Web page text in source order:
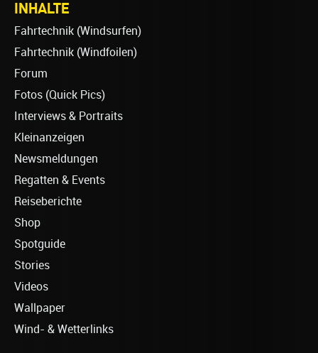
INHALTE
Fahrtechnik (Windsurfen)
Fahrtechnik (Windfoilen)
Forum
Fotos (Quick Pics)
Interviews & Portraits
Kleinanzeigen
Newsmeldungen
Regatten & Events
Reiseberichte
Shop
Spotguide
Stories
Videos
Wallpaper
Wind- & Wetterlinks